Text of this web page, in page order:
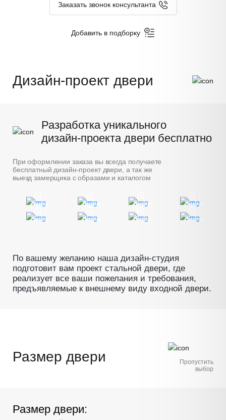
Заказать звонок консультанта
Дизайн-проект двери
Разработка уникального
дизайн-проекта двери бесплатно
При оформлении заказа вы всегда получаете
бесплатный дизайн-проект двери, а так же
выезд замерщика с образами и каталогом
Пример Пример Пример Пример
Пример Пример Пример Пример
По вашему желанию наша дизайн-студия
подготовит вам проект стальной двери, где
реализует все ваши пожелания и требования,
предъявляемые к внешнему виду входной двери.
Размер двери
Пропустить
выбор
Размер двери: